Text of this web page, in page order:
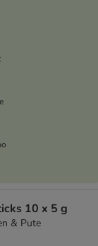
10 x 5 g
& Pute